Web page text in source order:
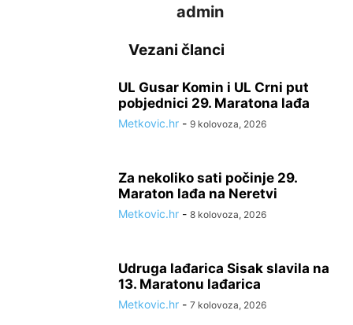
admin
Vezani članci
UL Gusar Komin i UL Crni put
pobjednici 29. Maratona lađa
Metkovic.hr - 9 kolovoza, 2026
Za nekoliko sati počinje 29.
Maraton lađa na Neretvi
Metkovic.hr - 8 kolovoza, 2026
Udruga lađarica Sisak slavila na
13. Maratonu lađarica
Metkovic.hr - 7 kolovoza, 2026